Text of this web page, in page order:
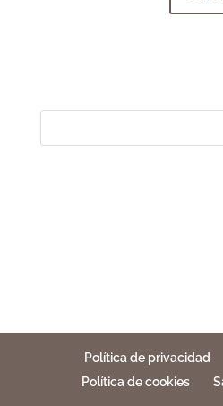
Política de privacidad
Política de cookies